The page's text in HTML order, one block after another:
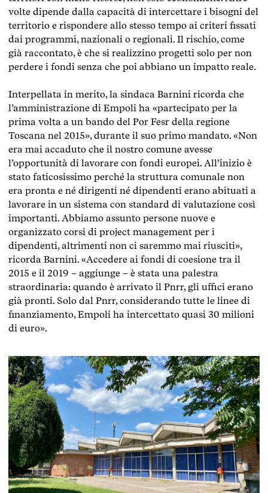
volte dipende dalla capacità di intercettare i bisogni del
territorio e rispondere allo stesso tempo ai criteri fissati
dai programmi, nazionali o regionali. Il rischio,come
già raccontato, è che si realizzino progetti solo per non
perdere i fondi senza che poi abbiano un impatto reale.
Interpellata in merito, la sindaca Barnini ricorda che
l’amministrazione di Empoli ha «partecipato per la
prima volta a un bando del Por Fesr della regione
Toscana nel 2015», durante il suo primo mandato. «Non
era mai accaduto che il nostro comune avesse
l’opportunità di lavorare con fondi europei. All’inizio è
stato faticosissimo perché la struttura comunale non
era pronta e né dirigenti né dipendenti erano abituati a
lavorare in un sistema con standard di valutazione così
importanti. Abbiamo assunto persone nuove e
organizzato corsi di project management per i
dipendenti, altrimenti non ci saremmo mai riusciti»,
ricorda Barnini. «Accedere ai fondi di coesione tra il
2015 e il 2019 – aggiunge – è stata una palestra
straordinaria: quando è arrivato il Pnrr, gli uffici erano
già pronti. Solo dal Pnrr, considerando tutte le linee di
finanziamento, Empoli ha intercettato quasi 30 milioni
di euro».